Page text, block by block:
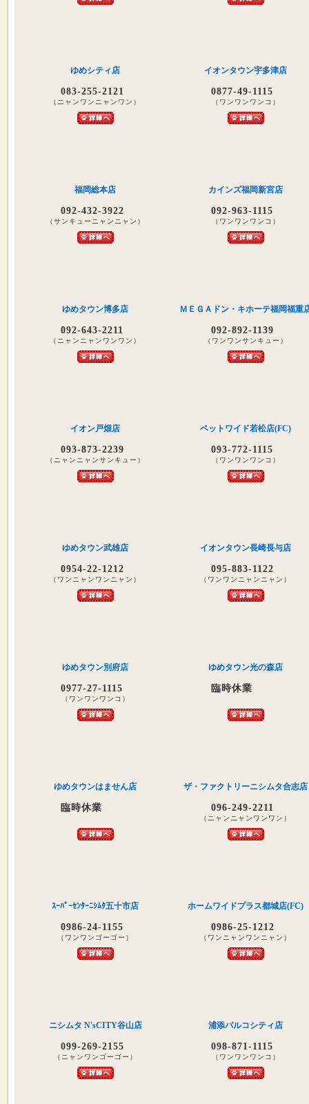
ゆめシティ店
083-255-2121
（ニャンワンニャンワン）
イオンタウン宇多津店
0877-49-1115
（ワンワンワンコ）
福岡総本店
092-432-3922
（サンキューニャンニャン）
カインズ福岡新宮店
092-963-1115
（ワンワンワンコ）
ゆめタウン博多店
092-643-2211
（ニャンニャンワンワン）
ＭＥＧＡドン・キホーテ福岡福重
092-892-1139
（ワンワンサンキュー）
イオン戸畑店
093-873-2239
（ニャンニャンサンキュー）
ペットワイド若松店(FC)
093-772-1115
（ワンワンワンコ）
ゆめタウン武雄店
0954-22-1212
（ワンニャンワンニャン）
イオンタウン長崎長与店
095-883-1122
（ワンワンニャンニャン）
ゆめタウン別府店
0977-27-1115
（ワンワンワンコ）
ゆめタウン光の森店
臨時休業
ゆめタウンはません店
臨時休業
ザ・ファクトリーニシムタ合志店
096-249-2211
（ニャンニャンワンワン）
ｽｰﾊﾟｰｾﾝﾀｰﾆｼﾑﾀ五十市店
0986-24-1155
（ワンワンゴーゴー）
ホームワイドプラス都城店(FC)
0986-25-1212
（ワンニャンワンニャン）
ニシムタ N'sCITY谷山店
099-269-2155
（ニャンワンゴーゴー）
浦添パルコシティ店
098-871-1115
（ワンワンワンコ）